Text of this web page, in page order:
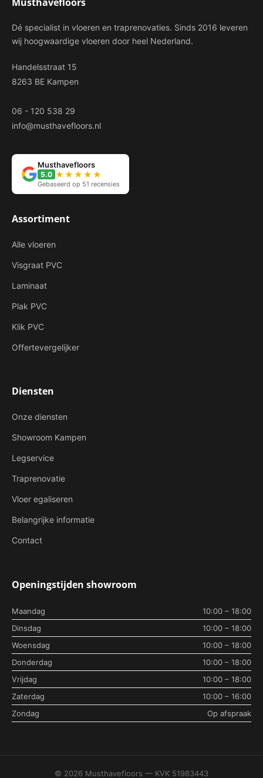
Dé specialist in vloeren en traprenovaties. Sinds 2016 leveren
wij hoogwaardige vloeren door heel Nederland.
Handelsstraat 15
8263 BE Kampen
06 - 120 538 29
info@musthavefloors.nl
Musthavefloors
5.0 ★★★★★
Gebaseerd op 51 recensies
Assortiment
Alle vloeren
Visgraat PVC
Laminaat
Plak PVC
Klik PVC
Offertevergelijker
Diensten
Onze diensten
Showroom Kampen
Legservice
Traprenovatie
Vloer egaliseren
Belangrijke informatie
Contact
Openingstijden showroom
Maandag
10:00 – 18:00
Dinsdag
10:00 – 18:00
Woensdag
10:00 – 18:00
Donderdag
10:00 – 18:00
Vrijdag
10:00 – 18:00
Zaterdag
10:00 – 16:00
Zondag
Op afspraak
© 2026 Musthavefloors — KVK 51983443